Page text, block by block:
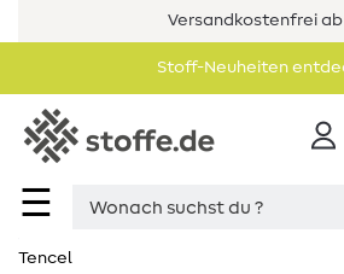
Versandkostenfrei ab
Stoff-Neuheiten
☰
Tencel